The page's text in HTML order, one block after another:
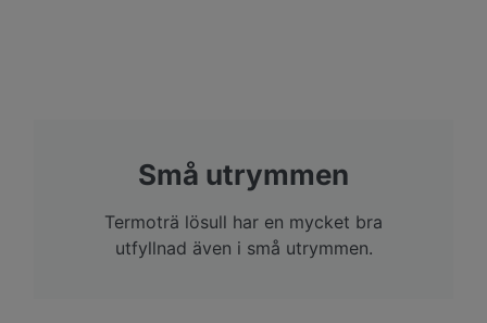
Små utrymmen
Termoträ lösull har en mycket bra
utfyllnad även i små utrymmen.